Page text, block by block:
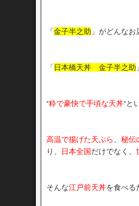
「金子半之助 」がどんなお
「日本橋天丼 金子半之助
“粋で豪快で手頃な天丼“と
高温で揚げた天ぷら 秘伝
り、
日本全国だけでなく、
そんな江戸前天丼を食べる